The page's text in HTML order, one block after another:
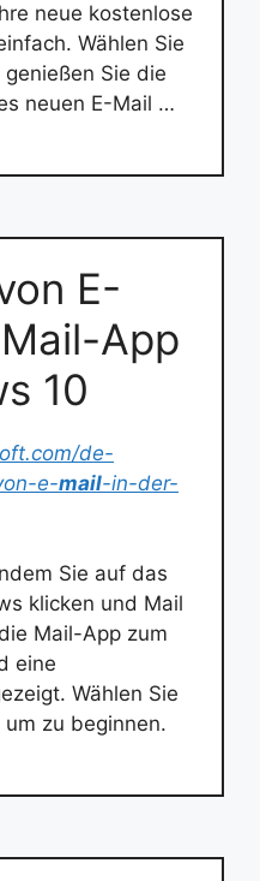
neue kostenlose
Wählen Sie
Sie die
neuen E-Mail …
E-
App
10
de-
e-mail-in-der-
Sie auf das
klicken und Mail
Mail-App zum
eine
Wählen Sie
zu beginnen.